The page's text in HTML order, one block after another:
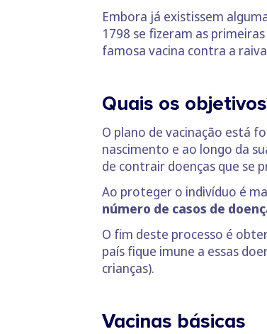
Embora já existissem
1798 se fizeram as
famosa vacina contra a
Quais os
O plano de vacinação está
nascimento e ao longo da
de contrair doenças que se
Ao proteger o indivíduo é
número de casos de
O fim deste processo é
país fique imune a essas
crianças).
Vacinas básicas